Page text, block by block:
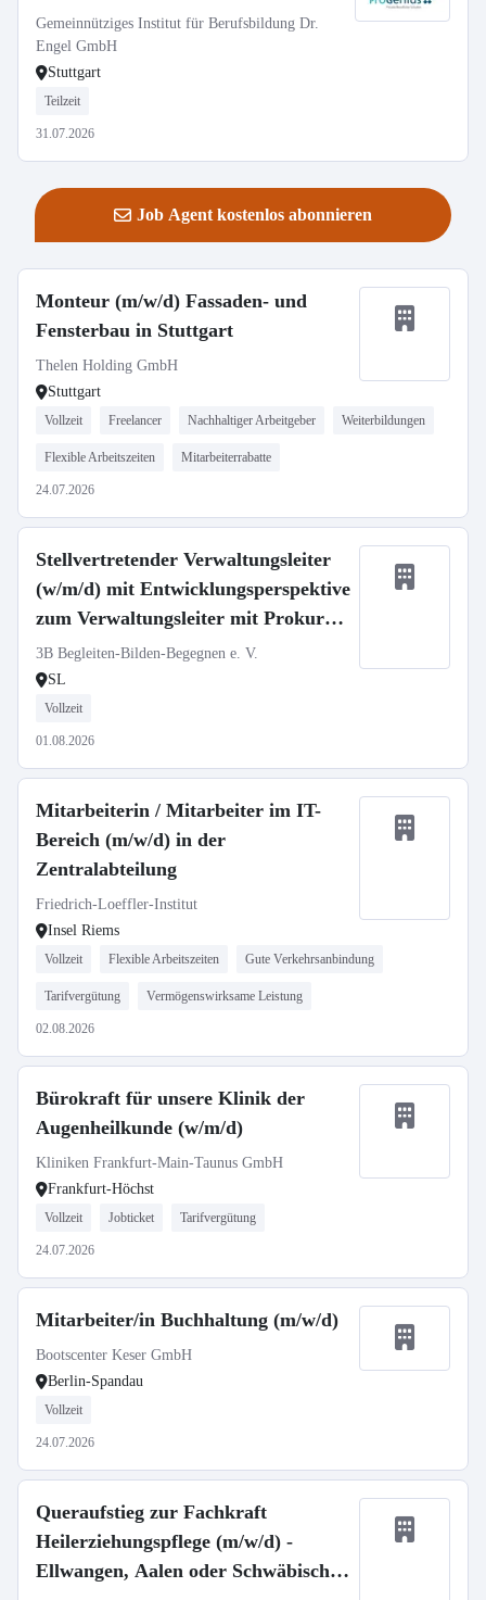
Gemeinnütziges Institut für Berufsbildung Dr.
Engel GmbH
Stuttgart
Teilzeit
31.07.2026
Job Agent kostenlos abonnieren
Monteur (m/w/d) Fassaden- und
Fensterbau in Stuttgart
Thelen Holding GmbH
Stuttgart
Vollzeit Freelancer Nachhaltiger Arbeitgeber Weiterbildungen
Flexible Arbeitszeiten Mitarbeiterrabatte
24.07.2026
Stellvertretender Verwaltungsleiter
(w/m/d) mit Entwicklungsperspektive
zum Verwaltungsleiter mit Prokura
in Vollzeit (39h)
3B Begleiten-Bilden-Begegnen e. V.
SL
Vollzeit
01.08.2026
Mitarbeiterin / Mitarbeiter im IT-
Bereich (m/w/d) in der
Zentralabteilung
Friedrich-Loeffler-Institut
Insel Riems
Vollzeit Flexible Arbeitszeiten Gute Verkehrsanbindung
Tarifvergütung Vermögenswirksame Leistung
02.08.2026
Bürokraft für unsere Klinik der
Augenheilkunde (w/m/d)
Kliniken Frankfurt-Main-Taunus GmbH
Frankfurt-Höchst
Vollzeit Jobticket Tarifvergütung
24.07.2026
Mitarbeiter/in Buchhaltung (m/w/d)
Bootscenter Keser GmbH
Berlin-Spandau
Vollzeit
24.07.2026
Queraufstieg zur Fachkraft
Heilerziehungspflege (m/w/d) -
Ellwangen, Aalen oder Schwäbisch